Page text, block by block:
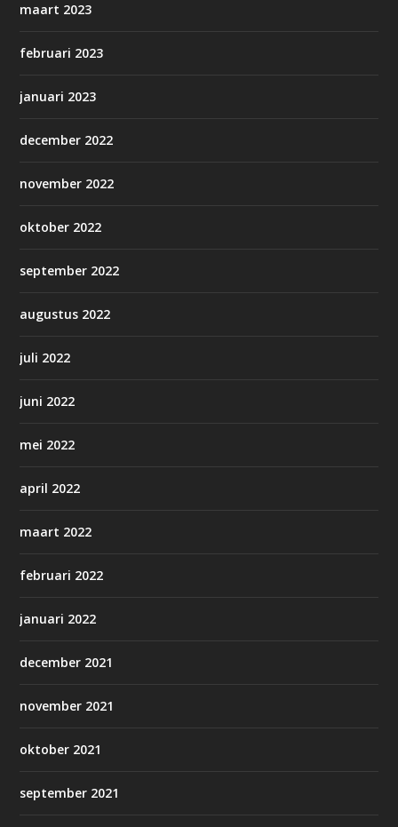
maart 2023
februari 2023
januari 2023
december 2022
november 2022
oktober 2022
september 2022
augustus 2022
juli 2022
juni 2022
mei 2022
april 2022
maart 2022
februari 2022
januari 2022
december 2021
november 2021
oktober 2021
september 2021